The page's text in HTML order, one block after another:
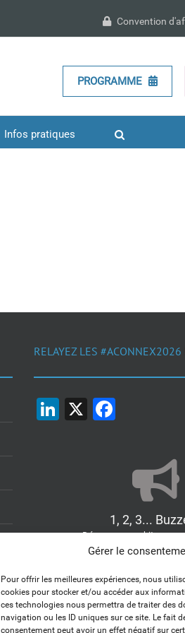
Gérer le
Pour offrir les meilleures expériences, nous
cookies pour stocker et/ou accéder aux
ces technologies nous permettra de traiter des
navigation ou les ID uniques sur ce site. Le fait
consentement peut avoir un effet négatif sur
Convention
PROGRAMME
Infos pratiques
RELAYEZ LES #ACONNEX2026
LinkedIn
X
1, 2, 3...
Découvrez nos kits